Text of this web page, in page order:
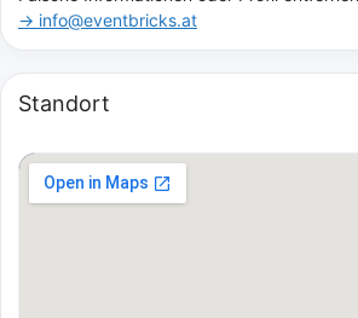
→ info@eventbricks.at
Standort